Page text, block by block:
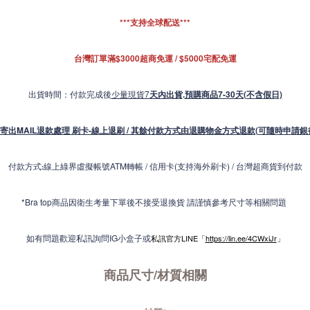
***支持全球配送***
台灣訂單滿$3000超商免運 / $5000宅配免運
出貨時間：付款完成後少量現貨7天內出貨.預購商品7-30天(不含假日)
出MAIL退款處理 刷卡-線上退刷 / 其餘付款方式由退購物金方式退款(可隨時申請
付款方式:線上綠界虛擬帳號ATM轉帳 / 信用卡(支持海外刷卡) / 台灣超商貨到付款
*Bra top商品因衛生考量下單後不接受退換貨 請謹慎參考尺寸等相關問題
如有問題歡迎私訊詢問IG小盒子或私訊官方LINE「https://lin.ee/4CWxiJr」
商品尺寸/材質相關